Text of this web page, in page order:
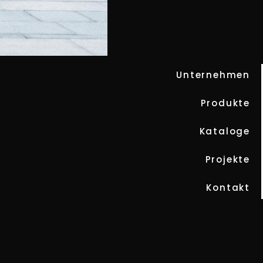
Unternehmen
Produkte
Kataloge
Projekte
Kontakt